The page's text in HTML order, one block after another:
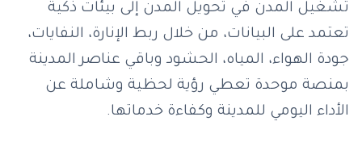
تشغيل المدن في تحويل المدن إلى بيئات ذكية
تعتمد على البيانات، من خلال ربط الإنارة، النفايات،
جودة الهواء، المياه، الحشود وباقي عناصر المدينة
بمنصة موحدة تعطي رؤية لحظية وشاملة عن
الأداء اليومي للمدينة وكفاءة خدماتها.